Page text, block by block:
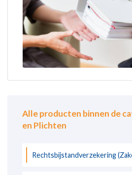
Alle producten binnen de
en Plichten
Rechtsbijstandverzekering